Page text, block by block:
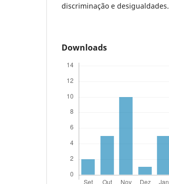
discriminação e desigualdades.
Downloads